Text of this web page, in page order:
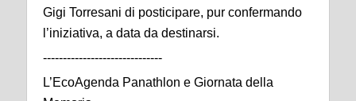
Gigi Torresani di posticipare, pur confermando
l’iniziativa, a data da destinarsi.
------------------------------
L’EcoAgenda Panathlon e Giornata della